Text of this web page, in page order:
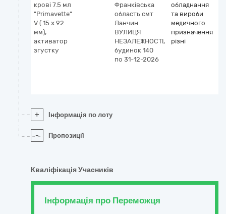
крові 7.5 мл
"Primavette"
V ( 15 x 92
мм),
активатор
згустку
Франківська
область смт
Ланчин
ВУЛИЦЯ
НЕЗАЛЕЖНОСТІ,
будинок 140
по 31-12-2026
обладнання
та вироби
медичного
призначення
різні
+ Інформація по лоту
- Пропозиції
Кваліфікація Учасників
Інформація про Переможця